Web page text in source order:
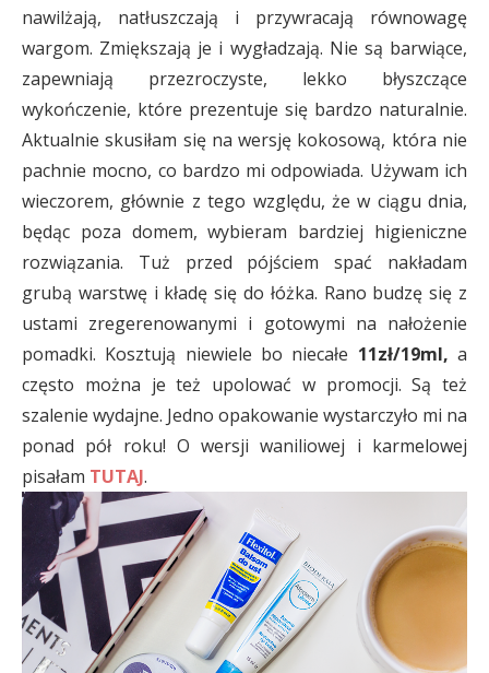
nawilżają, natłuszczają i przywracają równowagę
wargom. Zmiększają je i wygładzają. Nie są barwiące,
zapewniają przezroczyste, lekko błyszczące
wykończenie, które prezentuje się bardzo naturalnie.
Aktualnie skusiłam się na wersję kokosową, która nie
pachnie mocno, co bardzo mi odpowiada. Używam ich
wieczorem, głównie z tego względu, że w ciągu dnia,
będąc poza domem, wybieram bardziej higieniczne
rozwiązania. Tuż przed pójściem spać nakładam
grubą warstwę i kładę się do łóżka. Rano budzę się z
ustami zregerenowanymi i gotowymi na nałożenie
pomadki. Kosztują niewiele bo niecałe 11zł/19ml, a
często można je też upolować w promocji. Są też
szalenie wydajne. Jedno opakowanie wystarczyło mi na
ponad pół roku! O wersji waniliowej i karmelowej
pisałam TUTAJ.